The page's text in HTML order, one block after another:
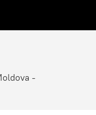
-